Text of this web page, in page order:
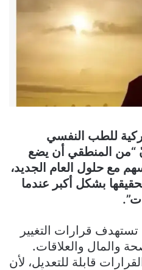
للطب النفسي
“من المنطقي أن يضع
مع حلول العام الجديد،
بشكل أكبر عندما
قرارات التغيير
والمال والعلاقات.
قابلة للتعديل، لأن